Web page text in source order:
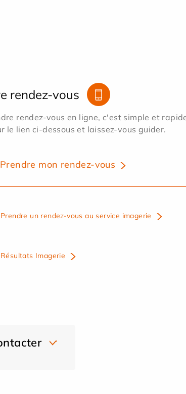
rendez-vous
rendez-vous en ligne, c'est simple et
le lien ci-dessous et laissez-vous guider.
Prendre mon rendez-vous
Prendre un rendez-vous au service imagerie
Résultats Imagerie